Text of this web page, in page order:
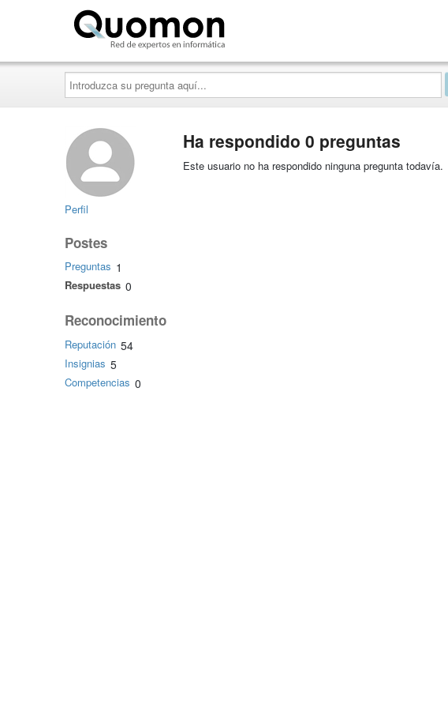
Introduzca
su
pregunta
aquí...
Perfil
Postes
Preguntas 1
Respuestas 0
Reconocimiento
Reputación 54
Insignias 5
Competencias 0
Ha respondido 0 preguntas
Este usuario no ha respondido ninguna pregunta todavía.